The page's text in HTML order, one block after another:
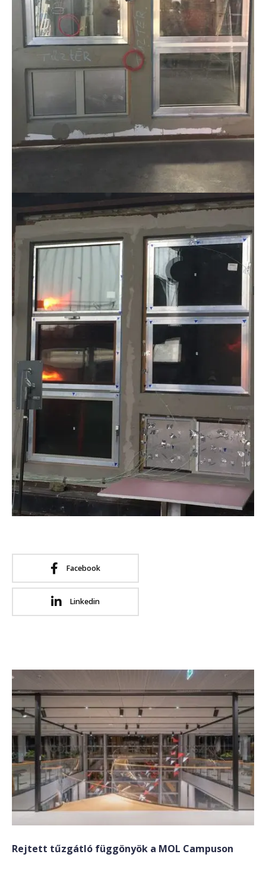
Facebook
Linkedin
Rejtett tűzgátló függönyök a MOL Campuson